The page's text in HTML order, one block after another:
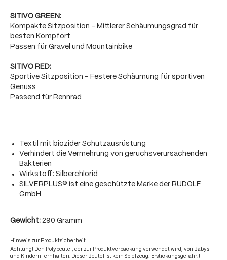
SITIVO GREEN:
Kompakte Sitzposition - Mittlerer Schäumungsgrad für
besten Kompfort
Passen für Gravel und Mountainbike
SITIVO RED:
Sportive Sitzposition - Festere Schäumung für sportiven
Genuss
Passend für Rennrad
Textil mit biozider Schutzausrüstung
Verhindert die Vermehrung von geruchsverursachenden
Bakterien
Wirkstoff: Silberchlorid
SILVERPLUS® ist eine geschützte Marke der RUDOLF
GmbH
Gewicht: 290 Gramm
Hinweis zur Produktsicherheit
Achtung! Den Polybeutel, der zur Produktverpackung verwendet wird, von Babys
und Kindern fernhalten. Dieser Beutel ist kein Spielzeug! Erstickungsgefahr!!